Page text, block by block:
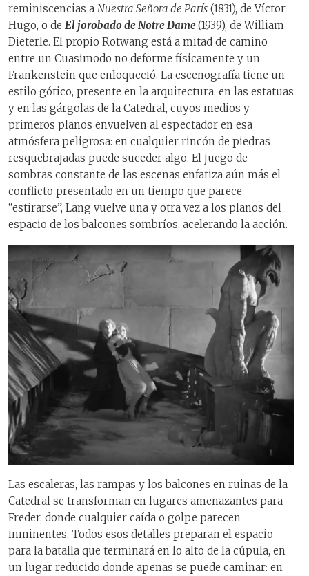
reminiscencias a Nuestra Señora de París (1831), de Víctor
Hugo, o de El jorobado de Notre Dame(1939), de William
Dieterle. El propio Rotwang está a mitad de camino
entre un Cuasimodo no deforme físicamente y un
Frankenstein que enloqueció. La escenografía tiene un
estilo gótico, presente en la arquitectura, en las estatuas
y en las gárgolas de la Catedral, cuyos medios y
primeros planos envuelven al espectador en esa
atmósfera peligrosa: en cualquier rincón de piedras
resquebrajadas puede suceder algo. El juego de
sombras constante de las escenas enfatiza aún más el
conflicto presentado en un tiempo que parece
“estirarse”, Lang vuelve una y otra vez a los planos del
espacio de los balcones sombríos, acelerando la acción.
Las escaleras, las rampas y los balcones en ruinas de la
Catedral se transforman en lugares amenazantes para
Freder, donde cualquier caída o golpe parecen
inminentes. Todos esos detalles preparan el espacio
para la batalla que terminará en lo alto de la cúpula, en
un lugar reducido donde apenas se puede caminar: en